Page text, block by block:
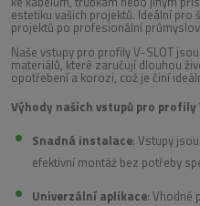
estetiku vašich projektů. Ideální pro
projektů po profesionální
Naše vstupy pro profily V-SLOT
materiálů, které zaručují dlouhou
opotřebení a korozi, což je činí
Výhody našich vstupů pro profily
Snadná instalace: Vstupy
efektivní montáž bez potřeby
Univerzální aplikace: Vhodné